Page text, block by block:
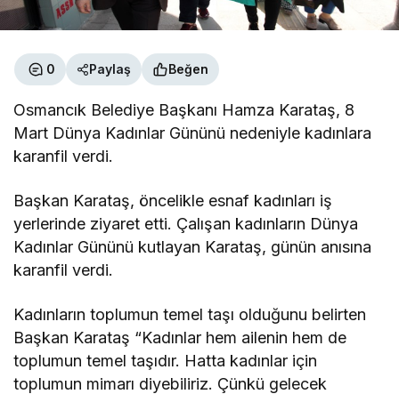
0 Paylaş Beğen
Osmancık Belediye Başkanı Hamza Karataş, 8
Mart Dünya Kadınlar Gününü nedeniyle kadınlara
karanfil verdi.
Başkan Karataş, öncelikle esnaf kadınları iş
yerlerinde ziyaret etti. Çalışan kadınların Dünya
Kadınlar Gününü kutlayan Karataş, günün anısına
karanfil verdi.
Kadınların toplumun temel taşı olduğunu belirten
Başkan Karataş “Kadınlar hem ailenin hem de
toplumun temel taşıdır. Hatta kadınlar için
toplumun mimarı diyebiliriz. Çünkü gelecek